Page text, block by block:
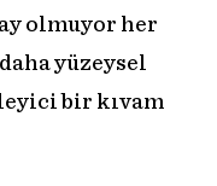
olmuyor her
yüzeysel
bir kıvam